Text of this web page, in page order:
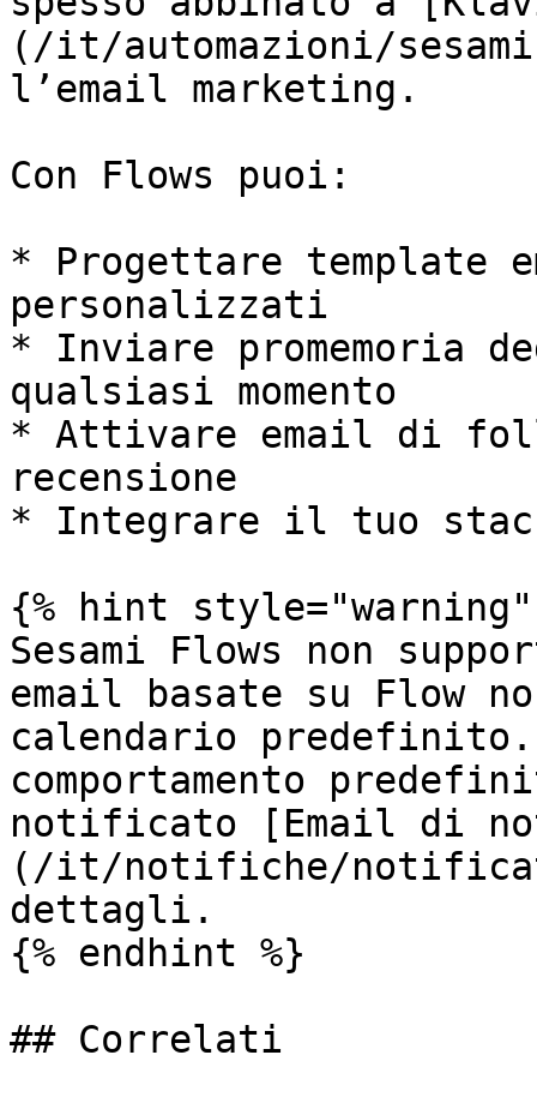
(/it/automazioni/
l’email marketing.
Con Flows puoi:
* Progettare template
personalizzati
* Inviare promemoria
qualsiasi momento
* Attivare email di
recensione
* Integrare il tuo
{% hint style="warning"
Sesami Flows non
email basate su Flow
calendario
comportamento
notificato [Email di
(/it/notifiche/
dettagli.
{% endhint %}
## Correlati